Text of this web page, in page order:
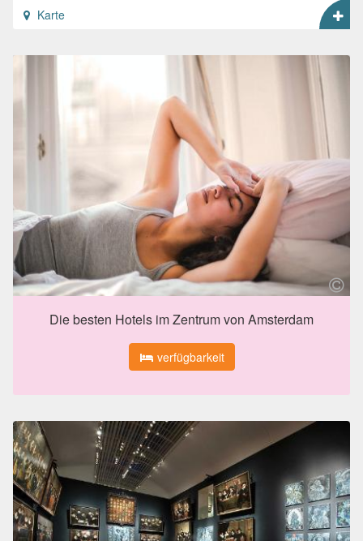
Karte
Die besten Hotels im Zentrum von Amsterdam
verfügbarkeit